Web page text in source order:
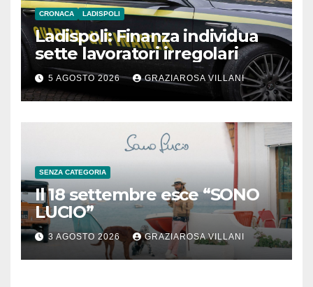
CRONACA LADISPOLI
Ladispoli: Finanza individua
sette lavoratori irregolari
5 AGOSTO 2026 GRAZIAROSA VILLANI
SENZA CATEGORIA
Il 18 settembre esce “SONO
LUCIO”
3 AGOSTO 2026 GRAZIAROSA VILLANI